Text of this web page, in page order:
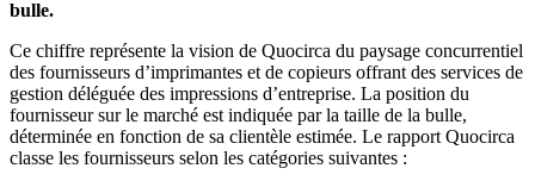
bulle.
Ce chiffre représente la vision de Quocirca du paysage concurrentiel
des fournisseurs d’imprimantes et de copieurs offrant des services de
gestion déléguée des impressions d’entreprise. La position du
fournisseur sur le marché est indiquée par la taille de la bulle,
déterminée en fonction de sa clientèle estimée. Le rapport Quocirca
classe les fournisseurs selon les catégories suivantes :